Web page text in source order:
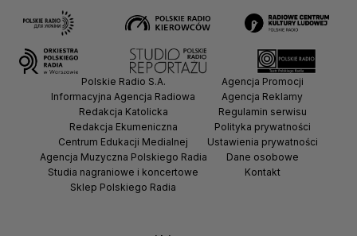
Polskie Radio S.A.
Informacyjna Agencja Radiowa
Redakcja Katolicka
Redakcja Ekumeniczna
Centrum Edukacji Medialnej
Agencja Muzyczna Polskiego Radia
Studia nagraniowe i koncertowe
Sklep Polskiego Radia
Agencja Promocji
Agencja Reklamy
Regulamin serwisu
Polityka prywatności
Ustawienia prywatności
Dane osobowe
Kontakt